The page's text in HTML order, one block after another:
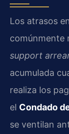
Los atrasos
comúnmente
support
acumulada
realiza los
el Condado
se ventilan